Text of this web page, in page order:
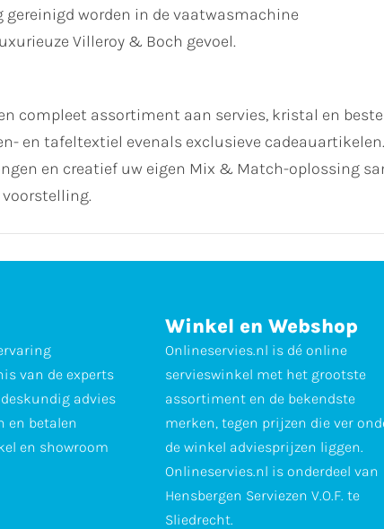
worden in de vaatwasmachine
Villeroy & Boch gevoel.
compleet assortiment aan servies, kristal en
en tafeltextiel evenals exclusieve
en creatief uw eigen Mix & Match-oplossing
van de experts
advies
en betalen
en showroom
Winkel en Webshop
Onlineservies.nl is dé online
servieswinkel met het grootste
assortiment en de bekendste
merken, tegen prijzen die ver
de winkel adviesprijzen liggen.
Onlineservies.nl is onderdeel van
Hensbergen Serviezen V.O.F. te
Sliedrecht.